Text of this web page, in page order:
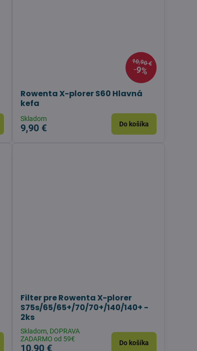
10,90 €
9%
Rowenta X-plorer S60 Hlavná
kefa
Skladom
9,90 € Do košíka
Filter pre Rowenta X-plorer
S75s/65/65+/70/70+/140/140+ -
2ks
Skladom, DOPRAVA
ZADARMO od 59€
10,90 € Do košíka